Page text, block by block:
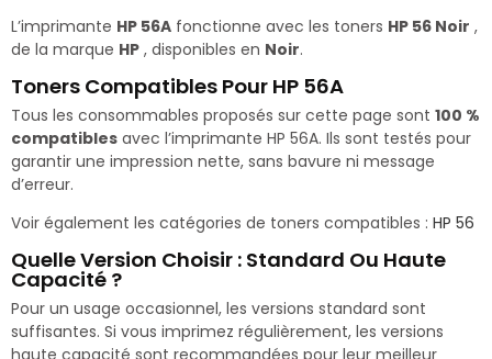
L’imprimante HP 56A fonctionne avec les toners HP 56 Noir ,
de la marque HP , disponibles en Noir.
Toners Compatibles Pour HP 56A
Tous les consommables proposés sur cette page sont 100 %
compatibles avec l’imprimante HP 56A. Ils sont testés pour
garantir une impression nette, sans bavure ni message
d’erreur.
Voir également les catégories de toners compatibles : HP 56
Quelle Version Choisir : Standard Ou Haute
Capacité ?
Pour un usage occasionnel, les versions standard sont
suffisantes. Si vous imprimez régulièrement, les versions
haute capacité sont recommandées pour leur meilleur